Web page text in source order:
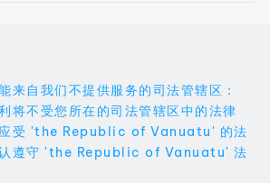
来自我们不提供服务的司法管辖区：
将不受您所在的司法管辖区中的法律
应受 'the Republic of Vanuatu' 的法
认遵守 'the Republic of Vanuatu' 法